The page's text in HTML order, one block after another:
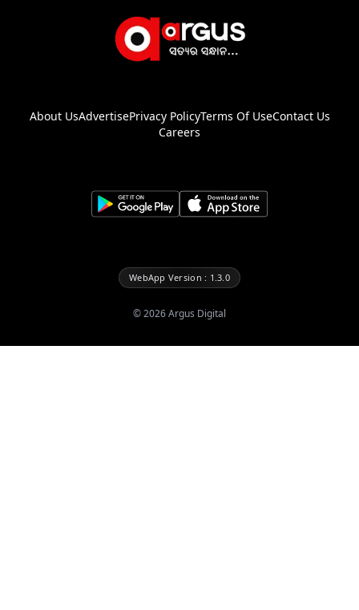
About UsAdvertisePrivacy PolicyTerms Of UseContact Us
Careers
WebApp Version : 1.3.0
©2026Argus Digital